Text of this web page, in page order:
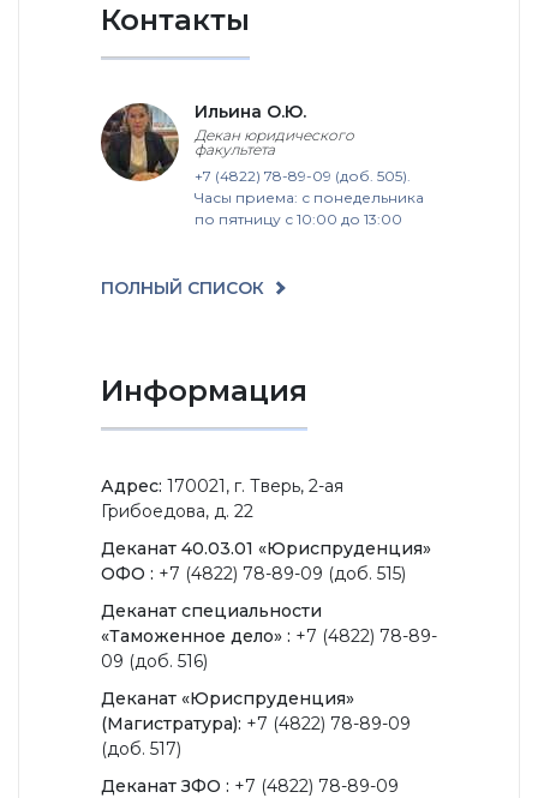
Контакты
Ильина О.Ю.
Декан юридического
факультета
+7 (4822) 78-89-09 (доб. 505).
Часы приема: с понедельника
по пятницу с 10:00 до 13:00
ПОЛНЫЙ СПИСОК
Информация
Адрес: 170021, г. Тверь, 2-ая
Грибоедова, д. 22
Деканат 40.03.01 «Юриспруденция»
ОФО : +7 (4822) 78-89-09 (доб. 515)
Деканат специальности
«Таможенное дело» : +7 (4822) 78-89-
09 (доб. 516)
Деканат «Юриспруденция»
(Магистратура): +7 (4822) 78-89-09
(доб. 517)
Деканат ЗФО : +7 (4822) 78-89-09